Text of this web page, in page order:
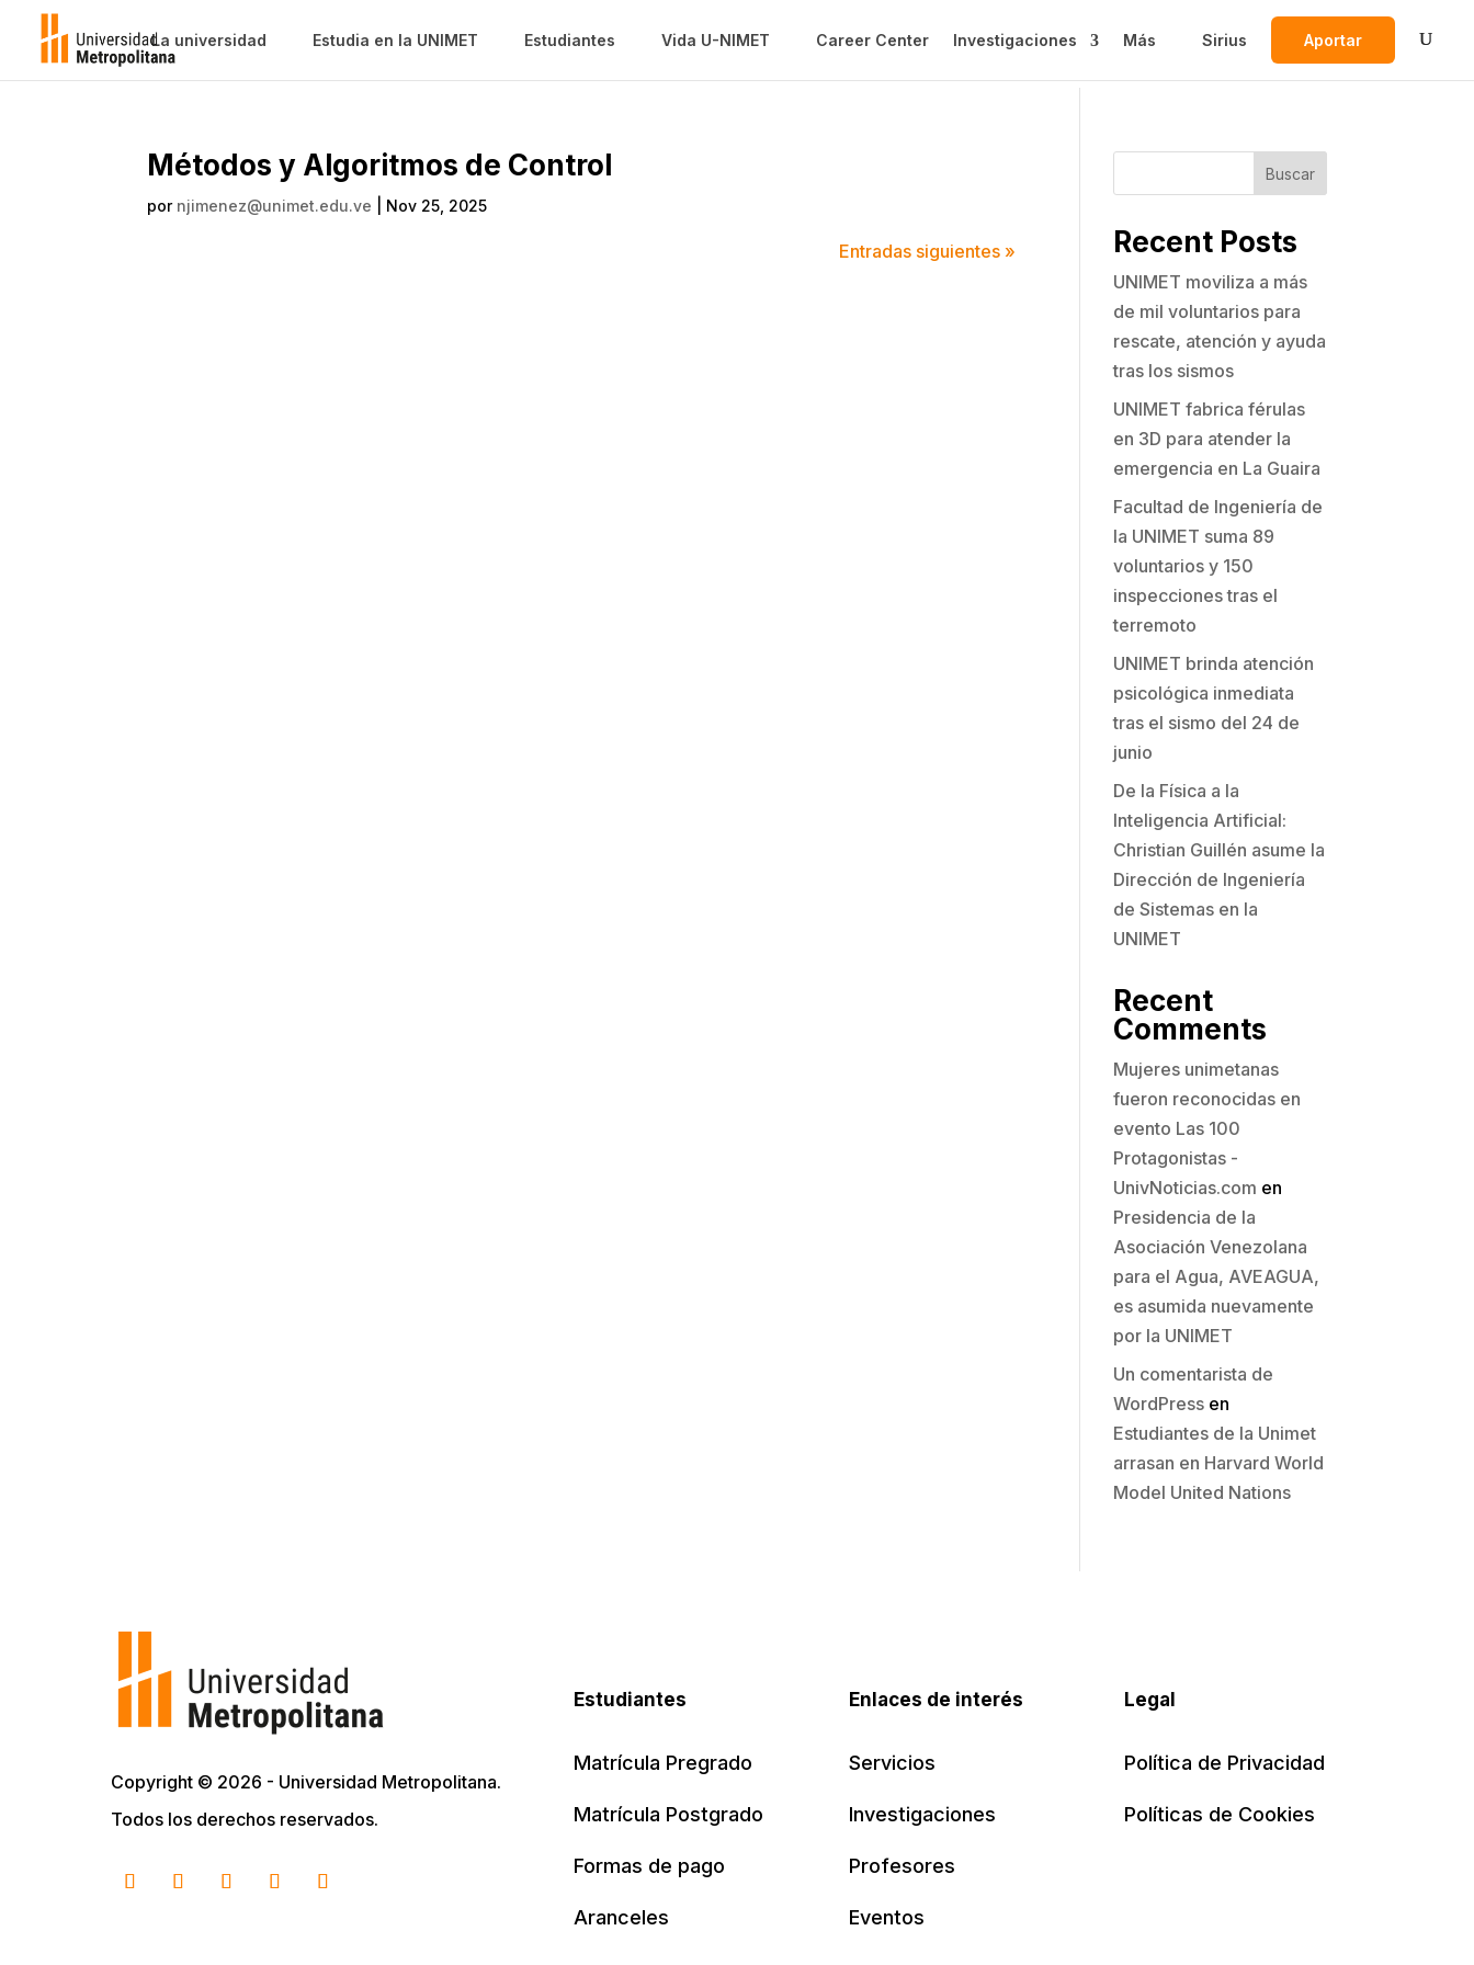
La universidad Estudia en la UNIMET Estudiantes Vida U-NIMET Career Center Investigaciones Más Sirius Aportar
Métodos y Algoritmos de Control
por njimenez@unimet.edu.ve Nov 25, 2025
Entradas siguientes »
Buscar
Recent Posts
UNIMET moviliza a más
de mil voluntarios para
rescate, atención y ayuda
tras los sismos
UNIMET fabrica férulas
en 3D para atender la
emergencia en La Guaira
Facultad de Ingeniería de
la UNIMET suma 89
voluntarios y 150
inspecciones tras el
terremoto
UNIMET brinda atención
psicológica inmediata
tras el sismo del 24 de
junio
De la Física a la
Inteligencia Artificial:
Christian Guillén asume la
Dirección de Ingeniería
de Sistemas en la
UNIMET
Recent
Comments
Mujeres unimetanas
fueron reconocidas en
evento Las 100
Protagonistas -
UnivNoticias.com en
Presidencia de la
Asociación Venezolana
para el Agua, AVEAGUA,
es asumida nuevamente
por la UNIMET
Un comentarista de
WordPress en
Estudiantes de la Unimet
arrasan en Harvard World
Model United Nations
Copyright © 2026 - Universidad Metropolitana.
Todos los derechos reservados.
Estudiantes
Matrícula Pregrado
Matrícula Postgrado
Formas de pago
Aranceles
Enlaces de interés
Servicios
Investigaciones
Profesores
Eventos
Legal
Política de Privacidad
Políticas de Cookies